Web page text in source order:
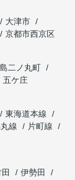
大津市
京都市西京区
二ノ丸町
五ケ庄
東海道本線
線
片町線
伊勢田